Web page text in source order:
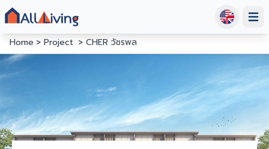
Home
Project CHER วัชรพล